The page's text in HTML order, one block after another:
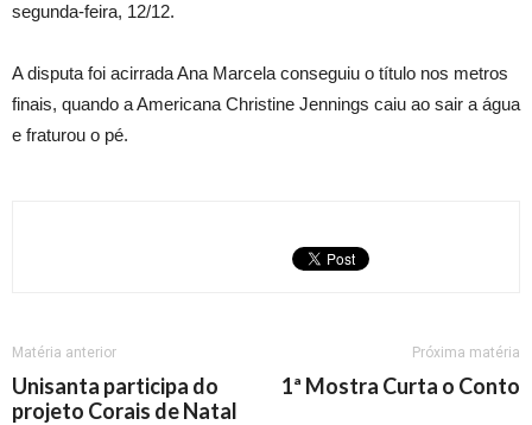
segunda-feira, 12/12.
A disputa foi acirrada Ana Marcela conseguiu o título nos metros
finais, quando a Americana Christine Jennings caiu ao sair a água
e fraturou o pé.
Matéria anterior
Unisanta participa do
projeto Corais de Natal
Próxima matéria
1ª Mostra Curta o Conto